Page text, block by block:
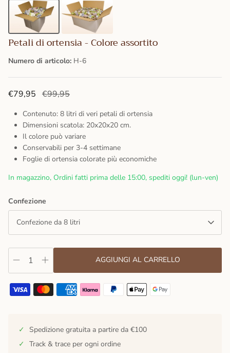
Petali di ortensia - Colore assortito
Numero di articolo: H-6
€79,95 €99,95
Contenuto: 8 litri di veri petali di ortensia
Dimensioni scatola: 20x20x20 cm.
Il colore può variare
Conservabili per 3-4 settimane
Foglie di ortensia colorate più economiche
In magazzino, Ordini fatti prima delle 15:00, spediti oggi! (lun-ven)
Confezione
Confezione da 8 litri
AGGIUNGI AL CARRELLO
✓
Spedizione gratuita a partire da €100
✓
Track & trace per ogni ordine